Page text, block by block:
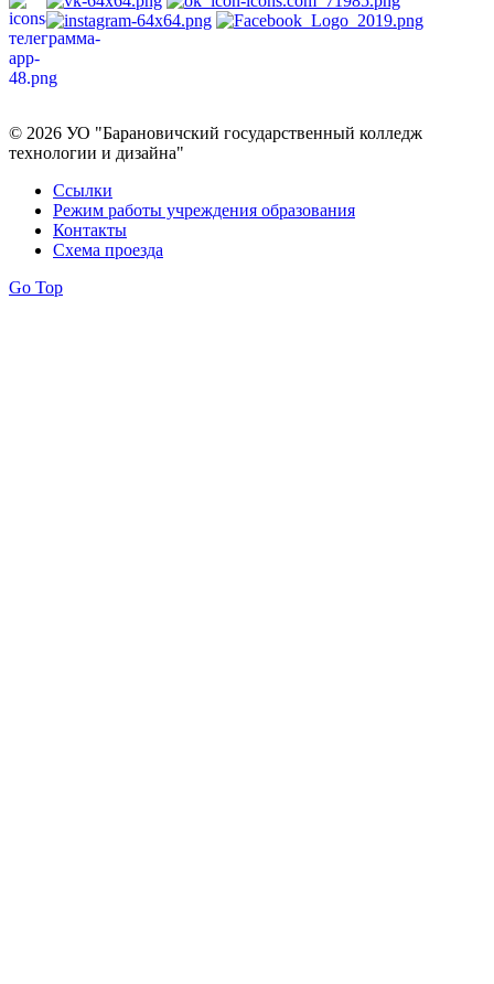
© 2026 УО "Барановичский государственный колледж
технологии и дизайна"
Ссылки
Режим работы учреждения образования
Контакты
Схема проезда
Go Top